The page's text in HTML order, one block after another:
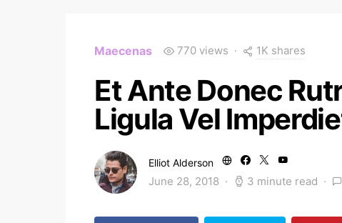
Maecenas 770 views 1K shares
Et Ante Donec
Ligula Vel
Elliot Alderson
June 28, 2018 3 minute read